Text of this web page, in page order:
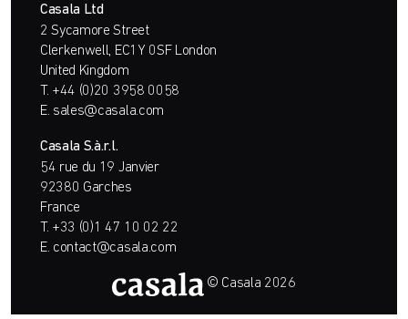
Casala Ltd
2 Sycamore Street
Clerkenwell, EC1Y 0SF London
United Kingdom
T. +44 (0)20 3958 0058
E. sales@casala.com
Casala S.à.r.l.
54 rue du 19 Janvier
92380 Garches
France
T. +33 (0)1 47 10 02 22
E. contact@casala.com
© Casala 2026